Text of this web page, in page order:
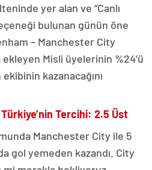
yer alan ve “Canlı
bulunan günün öne
– Manchester City
Misli üyelerinin %24’ü
kazanacağını
Tercihi: 2.5 Üst
Manchester City ile 5
gol yemeden kazandı. City